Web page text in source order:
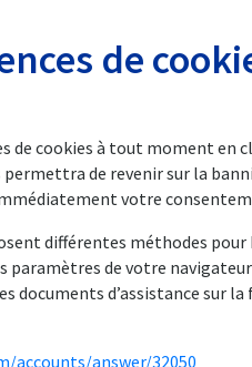
de
de cookies à tout moment en
permettra de revenir sur la
votre
différentes méthodes
paramètres de votre
documents d’assistance sur
accounts/answer/32050